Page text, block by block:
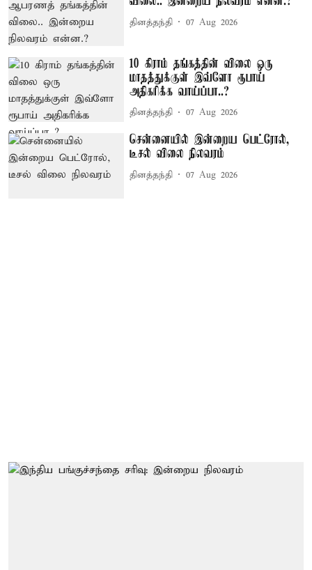
தினத்தந்தி 07 Aug 2026
10 கிராம் தங்கத்தின் விலை ஒரு
மாதத்துக்குள் இவ்ளோ ரூபாய்
அதிகரிக்க வாய்ப்பா..?
தினத்தந்தி 07 Aug 2026
சென்னையில் இன்றைய பெட்ரோல்,
டீசல் விலை நிலவரம்
தினத்தந்தி 07 Aug 2026